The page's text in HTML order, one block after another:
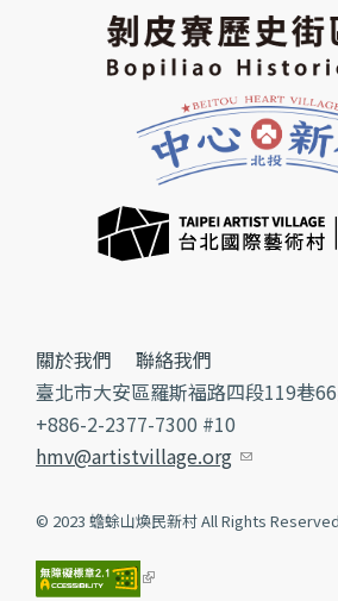
關於我們
聯絡我們
臺北市大安區羅斯福路四段119巷
+886-2-2377-7300 #10
hmv@artistvillage.org (link sends
© 2023 蟾蜍山煥民新村 All Rights
(link is external)